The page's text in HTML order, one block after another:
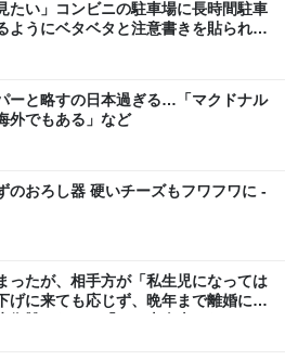
たい」コンビニの駐車場に長時間駐車
ようにベタベタと注意書きを貼られて
ーと略すの日本過ぎる…「マクドナル
外でもある」など
のおろし器 硬いチーズもフワフワに -
ったが、相手方が「私生児になっては
げに来ても応じず、晩年まで離婚に応
讐になる」「これ本人幸せなの？」